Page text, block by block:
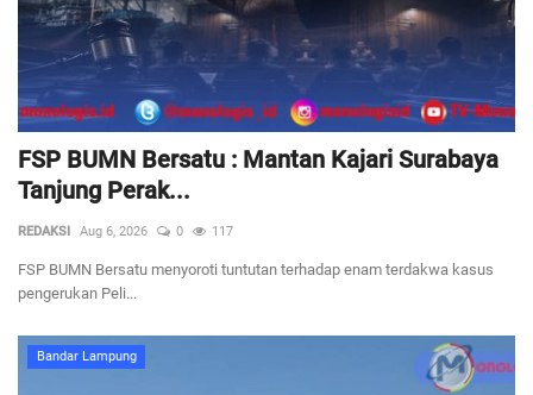
FSP BUMN Bersatu : Mantan Kajari Surabaya
Tanjung Perak...
REDAKSI Aug 6, 2026 0 117
FSP BUMN Bersatu menyoroti tuntutan terhadap enam terdakwa kasus
pengerukan Peli...
Bandar Lampung